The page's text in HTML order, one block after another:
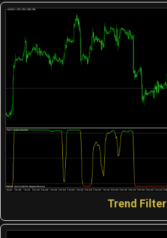
Trend Filter